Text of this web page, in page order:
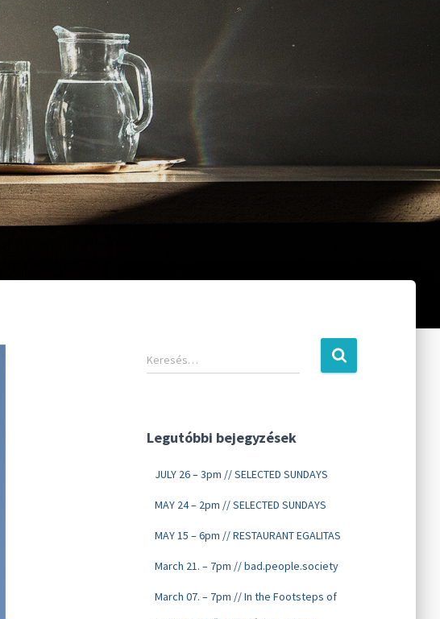
Keresés…
Legutóbbi bejegyzések
JULY 26 – 3pm // SELECTED SUNDAYS
MAY 24 – 2pm // SELECTED SUNDAYS
MAY 15 – 6pm // RESTAURANT EGALITAS
March 21. – 7pm // bad.people.society
March 07. – 7pm // In the Footsteps of